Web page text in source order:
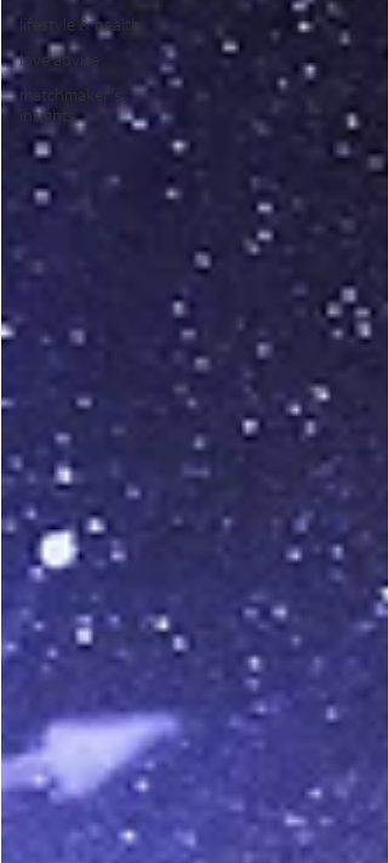
lifestyle & health
love advice
matchmaker's
insights